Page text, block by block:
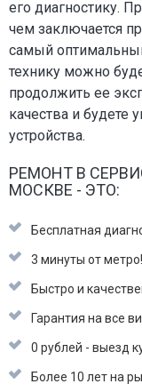
его диагностику.
чем заключается
самый
технику можно
продолжить ее
качества и будете
устройства.
РЕМОНТ В
МОСКВЕ - ЭТО:
Бесплатная
3 минуты от метро!
Быстро и
Гарантия на все
0 рублей - выезд
Более 10 лет на